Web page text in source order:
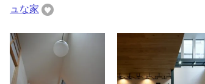
ュな家